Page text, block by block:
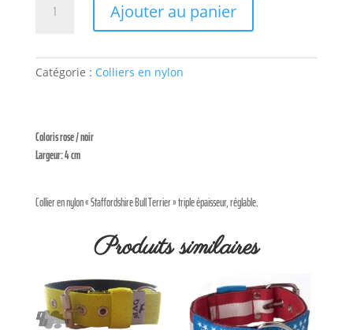
rose
Staffie
Ajouter au panier
Catégorie : Colliers en nylon
Coloris rose / noir
Largeur: 4 cm
Collier en nylon « Staffordshire Bull Terrier » triple épaisseur, réglable.
Produits similaires